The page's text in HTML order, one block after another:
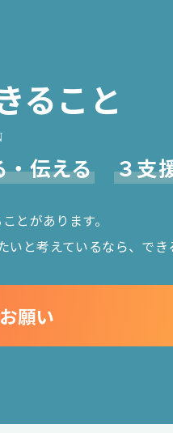
ること
・伝える ３支
とがあります。
と考えているなら、でき
願い